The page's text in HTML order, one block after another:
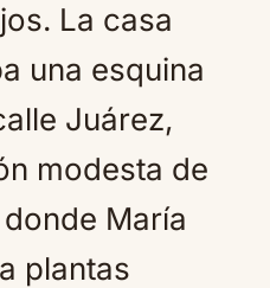
La casa
una esquina
Juárez,
modesta de
María
plantas